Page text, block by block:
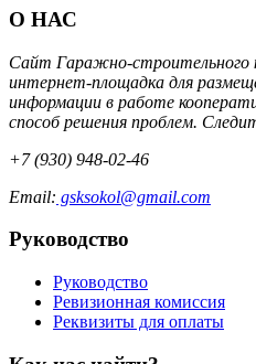
О НАС
Сайт Гаражно-
интернет-площадка для
информации в работе
способ решения проблем.
+7 (930) 948-02-46
Email: gsksokol@gmail.com
Руководство
Руководство
Ревизионная комиссия
Реквизиты для оплаты